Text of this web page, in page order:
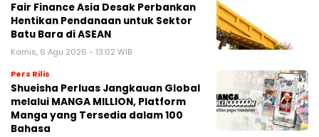
Fair Finance Asia Desak Perbankan
Hentikan Pendanaan untuk Sektor
Batu Bara di ASEAN
Kamis, 6 Agu 2026 - 13:02 WIB
Pers Rilis
Shueisha Perluas Jangkauan Global
melalui MANGA MILLION, Platform
Manga yang Tersedia dalam 100
Bahasa